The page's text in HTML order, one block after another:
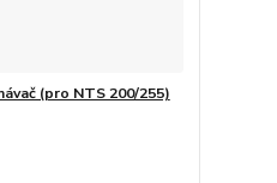
(pro NTS 200/255)